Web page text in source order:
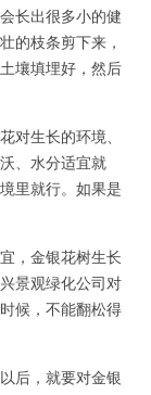
长出很多小的健
的枝条剪下来，
壤填埋好，然后
对生长的环境、
、水分适宜就
里就行。如果是
，金银花树生长
景观绿化公司对
候，不能翻松得
后，就要对金银